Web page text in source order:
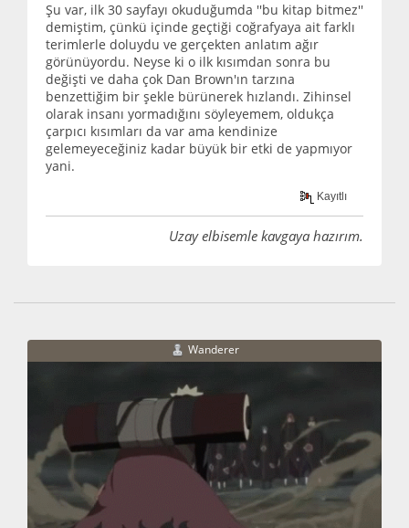
Şu var, ilk 30 sayfayı okuduğumda ''bu kitap bitmez''
demiştim, çünkü içinde geçtiği coğrafyaya ait farklı
terimlerle doluydu ve gerçekten anlatım ağır
görünüyordu. Neyse ki o ilk kısımdan sonra bu
değişti ve daha çok Dan Brown'ın tarzına
benzettiğim bir şekle bürünerek hızlandı. Zihinsel
olarak insanı yormadığını söyleyemem, oldukça
çarpıcı kısımları da var ama kendinize
gelemeyeceğiniz kadar büyük bir etki de yapmıyor
yani.
Kayıtlı
Uzay elbisemle kavgaya hazırım.
Wanderer